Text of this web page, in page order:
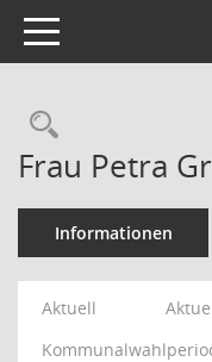
Toggle navigation
Frau Petra
Informationen
Aktuell